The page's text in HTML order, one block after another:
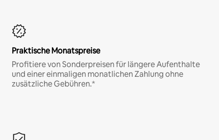
Praktische Monatspreise
Profitiere von Sonderpreisen für längere Aufenthalte
und einer einmaligen monatlichen Zahlung ohne
zusätzliche Gebühren.*